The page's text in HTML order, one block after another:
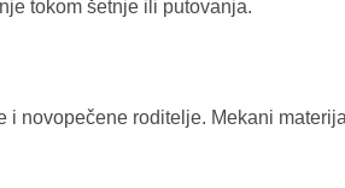
tokom šetnje ili putovanja.
novopečene roditelje. Mekani